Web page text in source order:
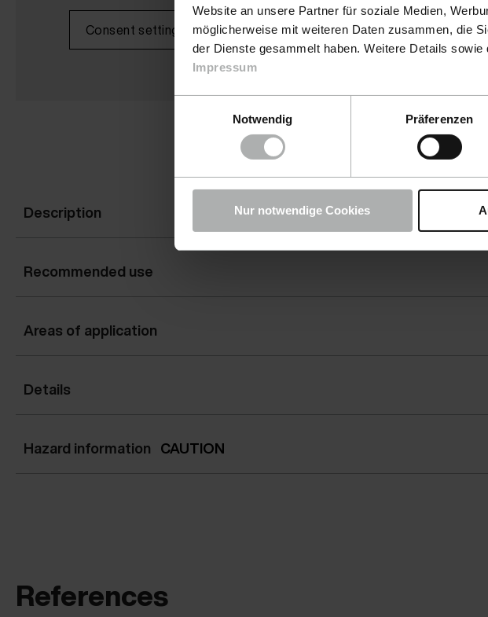
Website an unsere Partner für soziale Medien,
möglicherweise mit weiteren Daten zusammen, die
der Dienste gesammelt haben. Weitere Details
Impressum
Notwendig
Präferenzen
Nur notwendige Cookies
Consent settings Consent settings
Description
Recommended use
Areas of application
Details
Hazard information CAUTION
References